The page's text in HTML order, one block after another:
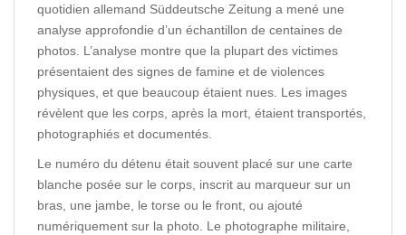
quotidien allemand Süddeutsche Zeitung a mené une
analyse approfondie d’un échantillon de centaines de
photos. L’analyse montre que la plupart des victimes
présentaient des signes de famine et de violences
physiques, et que beaucoup étaient nues. Les images
révèlent que les corps, après la mort, étaient transportés,
photographiés et documentés.
Le numéro du détenu était souvent placé sur une carte
blanche posée sur le corps, inscrit au marqueur sur un
bras, une jambe, le torse ou le front, ou ajouté
numériquement sur la photo. Le photographe militaire,